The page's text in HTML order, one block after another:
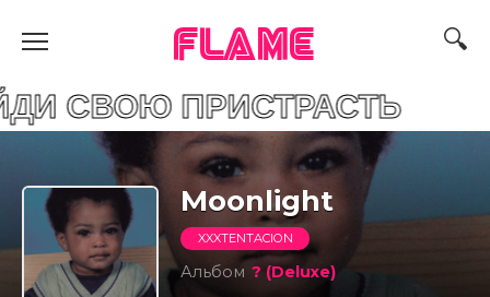
FLAME
ПРИСТРАСТЬ
Moonlight
XXXTENTACION
Альбом ? (Deluxe)